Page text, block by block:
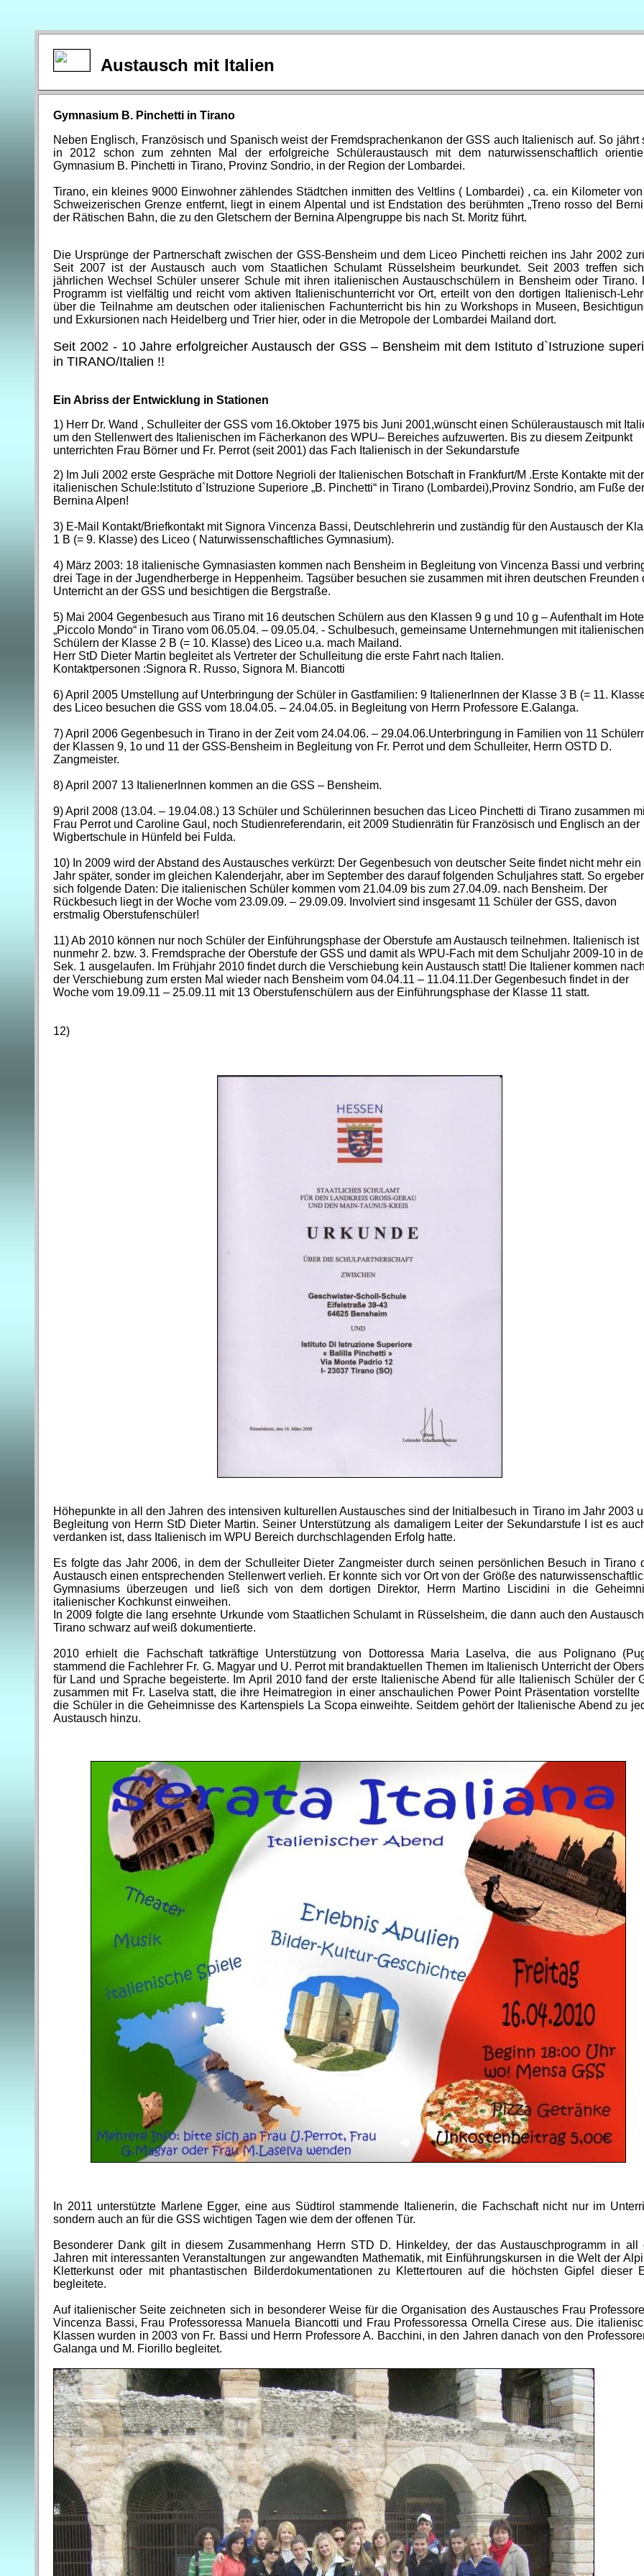
Austausch mit Italien
Gymnasium B. Pinchetti in Tirano
Neben Englisch, Französisch und Spanisch weist der Fremdsprachenkanon der GSS auch Italienisch auf. So jährt
in 2012 schon zum zehnten Mal der erfolgreiche Schüleraustausch mit dem naturwissenschaftlich
Gymnasium B. Pinchetti in Tirano, Provinz Sondrio, in der Region der Lombardei.
Tirano, ein kleines 9000 Einwohner zählendes Städtchen inmitten des Veltlins ( Lombardei) , ca. ein Kilometer
Schweizerischen Grenze entfernt, liegt in einem Alpental und ist Endstation des berühmten „Treno rosso del
der Rätischen Bahn, die zu den Gletschern der Bernina Alpengruppe bis nach St. Moritz führt.
Die Ursprünge der Partnerschaft zwischen der GSS-Bensheim und dem Liceo Pinchetti reichen ins Jahr 2002
Seit 2007 ist der Austausch auch vom Staatlichen Schulamt Rüsselsheim beurkundet. Seit 2003 treffen
jährlichen Wechsel Schüler unserer Schule mit ihren italienischen Austauschschülern in Bensheim oder Tirano.
Programm ist vielfältig und reicht vom aktiven Italienischunterricht vor Ort, erteilt von den dortigen Italienisch-
über die Teilnahme am deutschen oder italienischen Fachunterricht bis hin zu Workshops in Museen,
und Exkursionen nach Heidelberg und Trier hier, oder in die Metropole der Lombardei Mailand dort.
Seit 2002 - 10 Jahre erfolgreicher Austausch der GSS – Bensheim mit dem Istituto d`Istruzione
in TIRANO/Italien !!
Ein Abriss der Entwicklung in Stationen
1) Herr Dr. Wand , Schulleiter der GSS vom 16.Oktober 1975 bis Juni 2001,wünscht einen Schüleraustausch mit
um den Stellenwert des Italienischen im Fächerkanon des WPU– Bereiches aufzuwerten. Bis zu diesem Zeitpunkt
unterrichten Frau Börner und Fr. Perrot (seit 2001) das Fach Italienisch in der Sekundarstufe
2) Im Juli 2002 erste Gespräche mit Dottore Negrioli der Italienischen Botschaft in Frankfurt/M .Erste Kontakte mit der
italienischen Schule:Istituto d`Istruzione Superiore „B. Pinchetti“ in Tirano (Lombardei),Provinz Sondrio, am Fuße der
Bernina Alpen!
3) E-Mail Kontakt/Briefkontakt mit Signora Vincenza Bassi, Deutschlehrerin und zuständig für den Austausch der
1 B (= 9. Klasse) des Liceo ( Naturwissenschaftliches Gymnasium).
4) März 2003: 18 italienische Gymnasiasten kommen nach Bensheim in Begleitung von Vincenza Bassi und
drei Tage in der Jugendherberge in Heppenheim. Tagsüber besuchen sie zusammen mit ihren deutschen Freunden
Unterricht an der GSS und besichtigen die Bergstraße.
5) Mai 2004 Gegenbesuch aus Tirano mit 16 deutschen Schülern aus den Klassen 9 g und 10 g – Aufenthalt im
„Piccolo Mondo“ in Tirano vom 06.05.04. – 09.05.04. - Schulbesuch, gemeinsame Unternehmungen mit italienischen
Schülern der Klasse 2 B (= 10. Klasse) des Liceo u.a. mach Mailand.
Herr StD Dieter Martin begleitet als Vertreter der Schulleitung die erste Fahrt nach Italien.
Kontaktpersonen :Signora R. Russo, Signora M. Biancotti
6) April 2005 Umstellung auf Unterbringung der Schüler in Gastfamilien: 9 ItalienerInnen der Klasse 3 B (= 11.
des Liceo besuchen die GSS vom 18.04.05. – 24.04.05. in Begleitung von Herrn Professore E.Galanga.
7) April 2006 Gegenbesuch in Tirano in der Zeit vom 24.04.06. – 29.04.06.Unterbringung in Familien von 11
der Klassen 9, 1o und 11 der GSS-Bensheim in Begleitung von Fr. Perrot und dem Schulleiter, Herrn OSTD D.
Zangmeister.
8) April 2007 13 ItalienerInnen kommen an die GSS – Bensheim.
9) April 2008 (13.04. – 19.04.08.) 13 Schüler und Schülerinnen besuchen das Liceo Pinchetti di Tirano zusammen
Frau Perrot und Caroline Gaul, noch Studienreferendarin, eit 2009 Studienrätin für Französisch und Englisch an der
Wigbertschule in Hünfeld bei Fulda.
10) In 2009 wird der Abstand des Austausches verkürzt: Der Gegenbesuch von deutscher Seite findet nicht mehr ein
Jahr später, sonder im gleichen Kalenderjahr, aber im September des darauf folgenden Schuljahres statt. So
sich folgende Daten: Die italienischen Schüler kommen vom 21.04.09 bis zum 27.04.09. nach Bensheim. Der
Rückbesuch liegt in der Woche vom 23.09.09. – 29.09.09. Involviert sind insgesamt 11 Schüler der GSS, davon
erstmalig Oberstufenschüler!
11) Ab 2010 können nur noch Schüler der Einführungsphase der Oberstufe am Austausch teilnehmen. Italienisch ist
nunmehr 2. bzw. 3. Fremdsprache der Oberstufe der GSS und damit als WPU-Fach mit dem Schuljahr 2009-10 in
Sek. 1 ausgelaufen. Im Frühjahr 2010 findet durch die Verschiebung kein Austausch statt! Die Italiener kommen
der Verschiebung zum ersten Mal wieder nach Bensheim vom 04.04.11 – 11.04.11.Der Gegenbesuch findet in der
Woche vom 19.09.11 – 25.09.11 mit 13 Oberstufenschülern aus der Einführungsphase der Klasse 11 statt.
12)
Höhepunkte in all den Jahren des intensiven kulturellen Austausches sind der Initialbesuch in Tirano im Jahr 2003
Begleitung von Herrn StD Dieter Martin. Seiner Unterstützung als damaligem Leiter der Sekundarstufe I ist es
verdanken ist, dass Italienisch im WPU Bereich durchschlagenden Erfolg hatte.
Es folgte das Jahr 2006, in dem der Schulleiter Dieter Zangmeister durch seinen persönlichen Besuch in Tirano
Austausch einen entsprechenden Stellenwert verlieh. Er konnte sich vor Ort von der Größe des
Gymnasiums überzeugen und ließ sich von dem dortigen Direktor, Herrn Martino Liscidini in die
italienischer Kochkunst einweihen.
In 2009 folgte die lang ersehnte Urkunde vom Staatlichen Schulamt in Rüsselsheim, die dann auch den
Tirano schwarz auf weiß dokumentierte.
2010 erhielt die Fachschaft tatkräftige Unterstützung von Dottoressa Maria Laselva, die aus Polignano
stammend die Fachlehrer Fr. G. Magyar und U. Perrot mit brandaktuellen Themen im Italienisch Unterricht der
für Land und Sprache begeisterte. Im April 2010 fand der erste Italienische Abend für alle Italienisch Schüler der
zusammen mit Fr. Laselva statt, die ihre Heimatregion in einer anschaulichen Power Point Präsentation vorstellte
die Schüler in die Geheimnisse des Kartenspiels La Scopa einweihte. Seitdem gehört der Italienische Abend zu
Austausch hinzu.
In 2011 unterstützte Marlene Egger, eine aus Südtirol stammende Italienerin, die Fachschaft nicht nur im
sondern auch an für die GSS wichtigen Tagen wie dem der offenen Tür.
Besonderer Dank gilt in diesem Zusammenhang Herrn STD D. Hinkeldey, der das Austauschprogramm in all
Jahren mit interessanten Veranstaltungen zur angewandten Mathematik, mit Einführungskursen in die Welt der
Kletterkunst oder mit phantastischen Bilderdokumentationen zu Klettertouren auf die höchsten Gipfel dieser
begleitete.
Auf italienischer Seite zeichneten sich in besonderer Weise für die Organisation des Austausches Frau
Vincenza Bassi, Frau Professoressa Manuela Biancotti und Frau Professoressa Ornella Cirese aus. Die
Klassen wurden in 2003 von Fr. Bassi und Herrn Professore A. Bacchini, in den Jahren danach von den
Galanga und M. Fiorillo begleitet.